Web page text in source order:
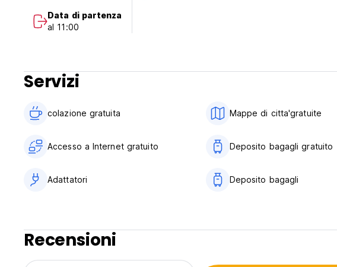
Vi preghiamo di assicurarvi di avere con voi 10€ per la cauzione della chiave.
Data di partenza
al 11:00
Servizi
colazione gratuita‎ Mappe di citta'gratuite
Accesso a Internet gratuito Deposito bagagli gratuito
Adattatori Deposito bagagli
Recensioni